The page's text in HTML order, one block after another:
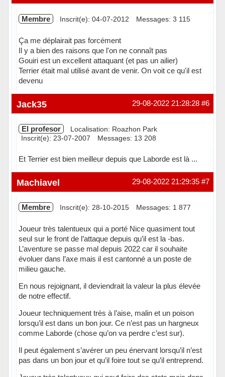
Membre Inscrit(e): 04-07-2012 Messages: 3 115
Ça me déplairait pas forcément
Il y a bien des raisons que l'on ne connaît pas
Gouiri est un excellent attaquant (et pas un ailier)
Terrier était mal utilisé avant de venir. On voit ce qu'il est
devenu
Hors ligne #6
29-08-2022 21:28:28
Jack35
El profesor
Localisation: Roazhon Park
Inscrit(e): 23-07-2007
Messages: 13 208
Et Terrier est bien meilleur depuis que Laborde est là ...
Hors ligne #7
29-08-2022 21:29:35
Machiavel
Membre Inscrit(e): 28-10-2015 Messages: 1 877
Joueur très talentueux qui a porté Nice quasiment tout
seul sur le front de l’attaque depuis qu’il est la -bas.
L’aventure se passe mal depuis 2022 car il souhaite
évoluer dans l’axe mais il est cantonné a un poste de
milieu gauche.
En nous rejoignant, il deviendrait la valeur la plus élevée
de notre effectif.
Joueur techniquement très à l’aise, malin et un poison
lorsqu’il est dans un bon jour. Ce n’est pas un hargneux
comme Laborde (chose qu’on va perdre c’est sur).
Il peut également s’avérer un peu énervant lorsqu’il n’est
pas dans un bon jour et qu’il foire tout se qu’il entreprend.